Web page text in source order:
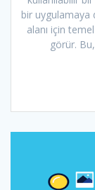
bir uygulamaya
alanı için
görür.